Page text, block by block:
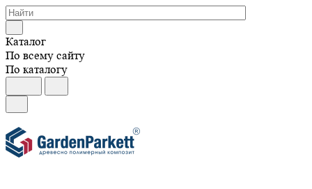
Каталог
По всему сайту
По каталогу